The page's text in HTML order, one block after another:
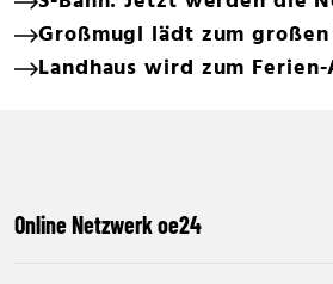
Großmugl lädt zum
Landhaus wird zum
Online Netzwerk oe24